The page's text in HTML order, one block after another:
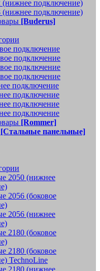
подключение)
подключение)
[Buderus]
подключение
подключение
подключение
подключение
подключение
подключение
подключение
подключение
[Rommer]
[Стальные панельные]
2050 (нижнее
2056 (боковое
2056 (нижнее
2180 (боковое
2180 (боковое
TechnoLine
2180 (нижнее